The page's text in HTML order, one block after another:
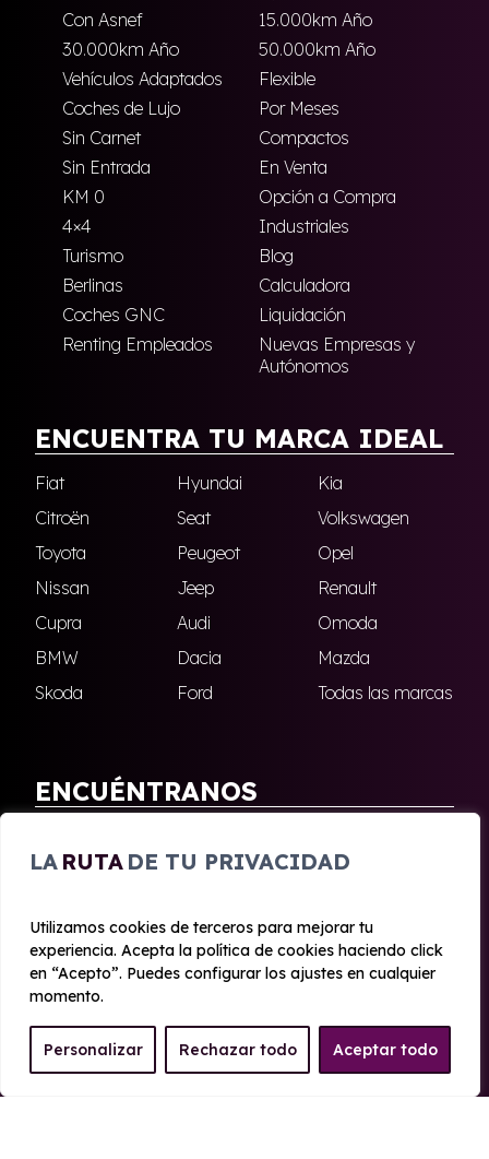
LA RUTA DE TU PRIVACIDAD
Utilizamos cookies de terceros para mejorar tu
experiencia. Acepta la política de cookies haciendo click
en “Acepto”. Puedes configurar los ajustes en cualquier
momento.
Personalizar Rechazar todo Aceptar todo
Con Asnef
15.000km Año
30.000km Año
50.000km Año
Vehículos Adaptados
Flexible
Coches de Lujo
Por Meses
Sin Carnet
Compactos
Sin Entrada
En Venta
KM 0
Opción a Compra
4×4
Industriales
Turismo
Blog
Berlinas
Calculadora
Coches GNC
Liquidación
Renting Empleados
Nuevas Empresas y
Autónomos
ENCUENTRA TU MARCA IDEAL
Fiat Hyundai
Kia
Citroën
Seat
Volkswagen
Toyota
Peugeot
Opel
Nissan
Jeep
Renault
Cupra
Audi
Omoda
BMW
Dacia
Mazda
Skoda
Ford Todas las marcas
ENCUÉNTRANOS
Marbella
Nerja
© 2020 - 2026 Malagueta Renting
Aviso legal y Privacidad